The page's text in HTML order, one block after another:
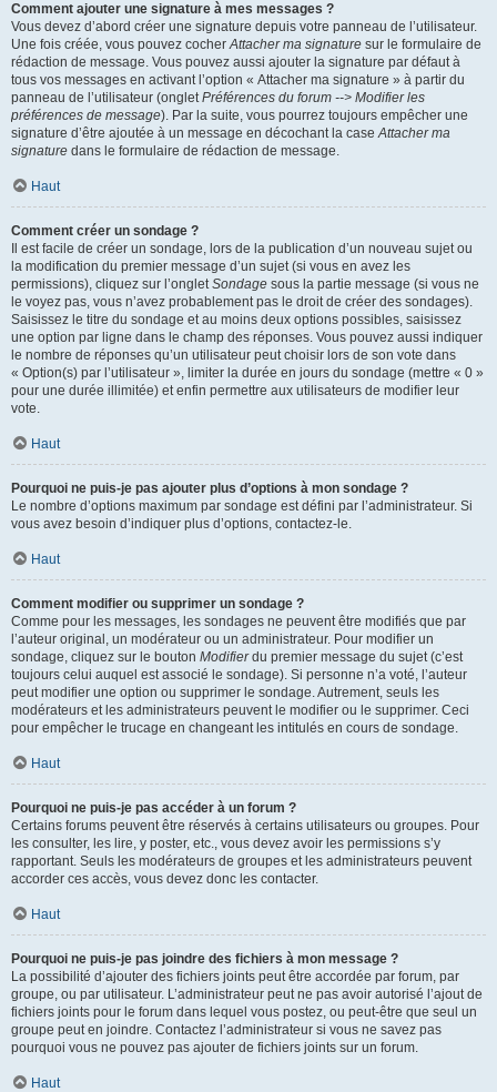
Comment ajouter une signature à mes messages ?
Vous devez d’abord créer une signature depuis votre panneau de l’utilisateur.
Une fois créée, vous pouvez cocherAttacher ma signature sur le formulaire de
rédaction de message. Vous pouvez aussi ajouter la signature par défaut à
tous vos messages en activant l’option « Attacher ma signature » à partir du
panneau de l’utilisateur (ongletPréférences du forum --> Modifier les
préférences de message). Par la suite, vous pourrez toujours empêcher une
signature d’être ajoutée à un message en décochant la caseAttacher ma
signature dans le formulaire de rédaction de message.
Haut
Comment créer un sondage ?
Il est facile de créer un sondage, lors de la publication d’un nouveau sujet ou
la modification du premier message d’un sujet (si vous en avez les
permissions), cliquez sur l’ongletSondage sous la partie message (si vous ne
le voyez pas, vous n’avez probablement pas le droit de créer des sondages).
Saisissez le titre du sondage et au moins deux options possibles, saisissez
une option par ligne dans le champ des réponses. Vous pouvez aussi indiquer
le nombre de réponses qu’un utilisateur peut choisir lors de son vote dans
« Option(s) par l’utilisateur », limiter la durée en jours du sondage (mettre « 0 »
pour une durée illimitée) et enfin permettre aux utilisateurs de modifier leur
vote.
Haut
Pourquoi ne puis-je pas ajouter plus d’options à mon sondage ?
Le nombre d’options maximum par sondage est défini par l’administrateur. Si
vous avez besoin d’indiquer plus d’options, contactez-le.
Haut
Comment modifier ou supprimer un sondage ?
Comme pour les messages, les sondages ne peuvent être modifiés que par
l’auteur original, un modérateur ou un administrateur. Pour modifier un
sondage, cliquez sur le bouton Modifierdu premier message du sujet (c’est
toujours celui auquel est associé le sondage). Si personne n’a voté, l’auteur
peut modifier une option ou supprimer le sondage. Autrement, seuls les
modérateurs et les administrateurs peuvent le modifier ou le supprimer. Ceci
pour empêcher le trucage en changeant les intitulés en cours de sondage.
Haut
Pourquoi ne puis-je pas accéder à un forum ?
Certains forums peuvent être réservés à certains utilisateurs ou groupes. Pour
les consulter, les lire, y poster, etc., vous devez avoir les permissions s’y
rapportant. Seuls les modérateurs de groupes et les administrateurs peuvent
accorder ces accès, vous devez donc les contacter.
Haut
Pourquoi ne puis-je pas joindre des fichiers à mon message ?
La possibilité d’ajouter des fichiers joints peut être accordée par forum, par
groupe, ou par utilisateur. L’administrateur peut ne pas avoir autorisé l’ajout de
fichiers joints pour le forum dans lequel vous postez, ou peut-être que seul un
groupe peut en joindre. Contactez l’administrateur si vous ne savez pas
pourquoi vous ne pouvez pas ajouter de fichiers joints sur un forum.
Haut